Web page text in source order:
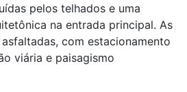
pelos telhados e uma
na entrada principal. As
com estacionamento
viária e paisagismo